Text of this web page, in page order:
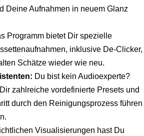
Deine Aufnahmen in neuem Glanz
Programm bietet Dir spezielle
inklusive De-Clicker,
Schätze wieder wie neu.
Du bist kein Audioexperte?
zahlreiche vordefinierte Presets und
durch den Reinigungsprozess führen
Visualisierungen hast Du